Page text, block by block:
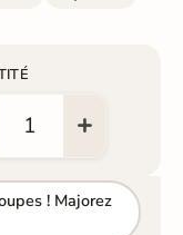
! Majorez